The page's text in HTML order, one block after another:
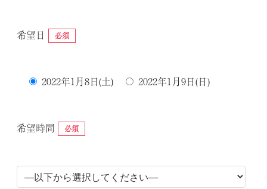
希望日 必須
2022年1月8日(土) 2022年1月9日(日)
希望時間 必須